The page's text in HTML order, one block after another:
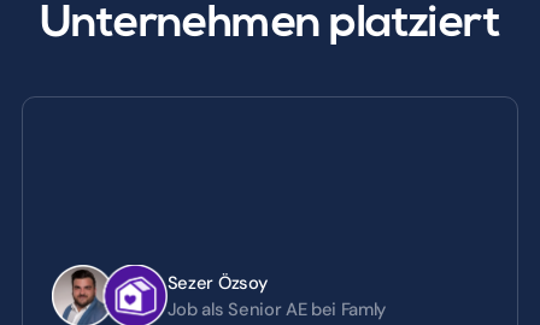
Unternehmen platziert
Sezer Özsoy
Job als Senior AE bei Famly